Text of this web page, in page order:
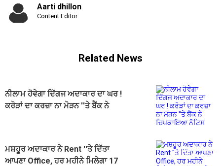
Aarti dhillon
Content Editor
Related News
ਨੀਲਾਮ ਹੋਵੇਗਾ ਦਿੱਗਜ ਅਦਾਕਾਰ ਦਾ ਘਰ !
ਕਰੋੜਾਂ ਦਾ ਕਰਜ਼ਾ ਨਾ ਮੋੜਨ ''ਤੇ ਬੈਂਕ ਨੇ
ਮਸ਼ਹੂਰ ਅਦਾਕਾਰ ਨੇ Rent ''ਤੇ ਦਿੱਤਾ
ਆਪਣਾ Office, ਹਰ ਮਹੀਨੇ ਮਿਲੇਗਾ 17